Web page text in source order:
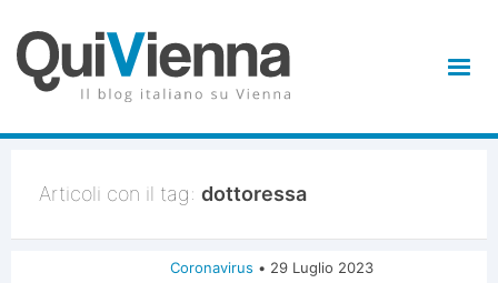
Articoli con il tag: dottoressa
Coronavirus • 29 Luglio 2023